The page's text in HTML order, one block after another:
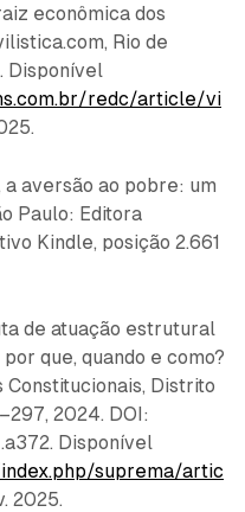
econômica dos
Rio de
Disponível
redc/article/vi
a aversão ao pobre: um
Paulo: Editora
Kindle, posição 2.661
de atuação estrutural
que, quando e como?
Distrito
2024. DOI:
Disponível
suprema/artic
2025.